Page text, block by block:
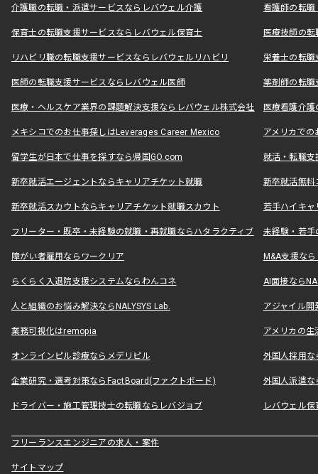
介護職の転職・派遣サービスならレバウェル介護 看護師の転
保育士の転職支援サービスならレバウェル保育士 医療技師の
リハビリ職の転職支援サービスならレバウェルリハビリ 栄養士の転
医師の転職支援サービスならレバウェル医師 薬剤師の転
医療・ヘルスケア業界の課題解決支援ならレバウェル株式会社 医療看護介
メキシコでのお仕事探しはLeverages Career Mexico アメリカで
留学生が日本で仕事を探すなら帰国GO.com 就活・転職
新卒就活エージェントならキャリアチケット就職 新卒就活無料
新卒就活スカウトならキャリアチケット就職スカウト 若手ハイキ
フリーター・既卒・未経験の就職・再就職ならハタラクティブ 未経験・若手
障がい者雇用ならワークリア M&A支援な
らくらく入退院支援システムならわんコネ AI面接なら
人と組織のお悩み解決ならNALYSYS Lab. アジャイル
業務可視化はremopia アメリカの
オンラインピル診療ならメデリピル 外国人採用
企業研究・選考対策ならFactBoard(ファクトボード) 外国人派遣な
ドライバー・施工管理技士の転職ならレバジョブ レバウェル
フリーランスエンジニアの求人・案件
サイトマップ